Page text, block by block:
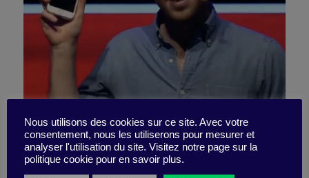
Tech and concentration: a
fight to the death?
Nous utilisons des cookies sur ce site. Avec votre
consentement, nous les utiliserons pour mesurer et
analyser l'utilisation du site. Visitez notre page sur la
politique cookie pour en savoir plus.